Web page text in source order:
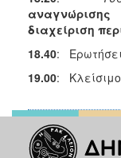
Κοινότητας
Κοινωνικό
Φαρμακείο
Κοινωνικό
Ισότητα
των
Φύλων
διαχείριση
18.40:
19.00: Κλείσιμο